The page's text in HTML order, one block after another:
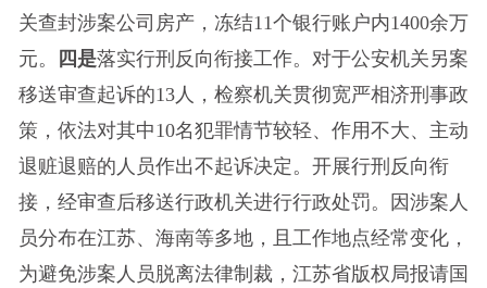
关查封涉案公司房产，冻结11个银行账户内1400余万
元。
四是落实行刑反向衔接工作。对于公安机关另案
移送审查起诉的13人，检察机关贯彻宽严相济刑事政
策，依法对其中10名犯罪情节较轻、作用不大、主动
退赃退赔的人员作出不起诉决定。开展行刑反向衔
接，经审查后移送行政机关进行行政处罚。因涉案人
员分布在江苏、海南等多地，且工作地点经常变化，
为避免涉案人员脱离法律制裁，江苏省版权局报请国